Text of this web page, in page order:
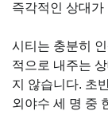
즉각적인 상대
시티는 충분히
적으로 내주는
지 않습니다. 초
외야수 세 명 중